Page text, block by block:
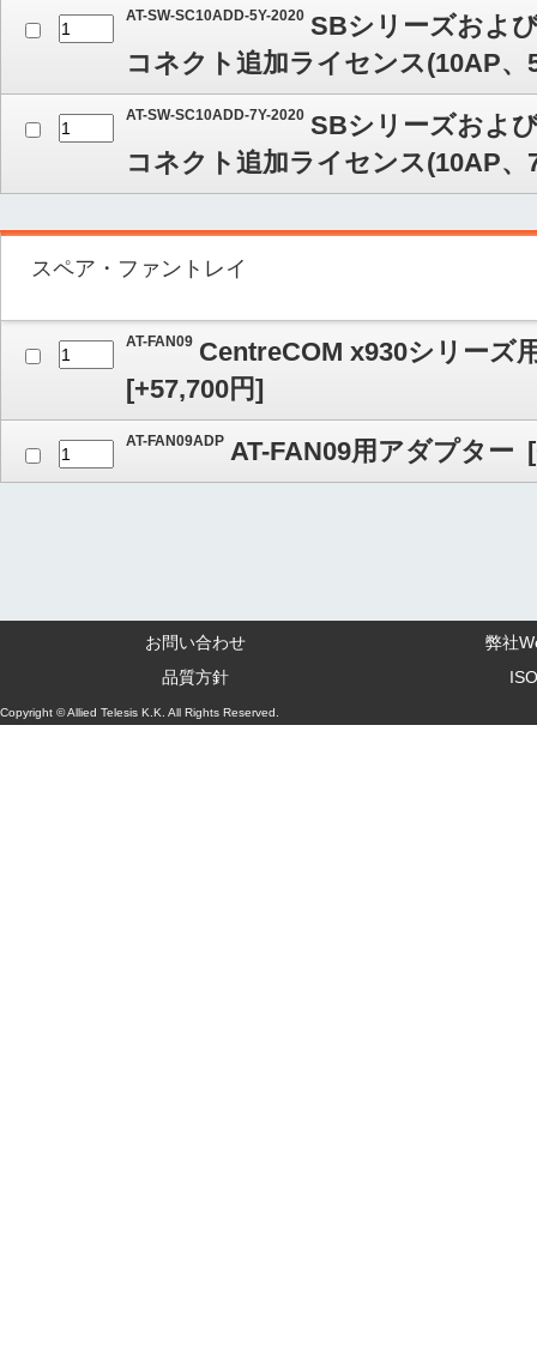
AT-SW-SC10ADD-5Y-2020 SBシリーズおよ
コネクト追加ライセンス(10AP、
AT-SW-SC10ADD-7Y-2020 SBシリーズおよ
コネクト追加ライセンス(10AP、
スペア・ファントレイ
AT-FAN09 CentreCOM x930シリーズ
[+57,700円]
AT-FAN09ADP AT-FAN09用アダプター [
お問い合わせ
弊社
品質方針
Copyright © Allied Telesis K.K. All Rights Reserved.